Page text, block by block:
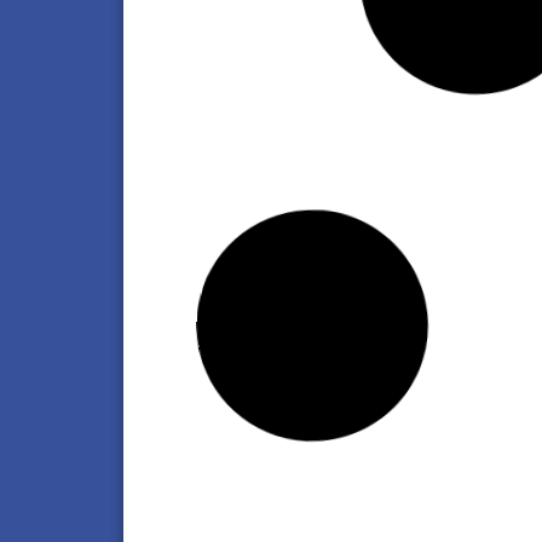
BDO Argentina | ¿No cambió nada con
Reforma Laboral? La mayoría de las
empresas no modificarán la
Transportadora de Gas del Sur (tgs)